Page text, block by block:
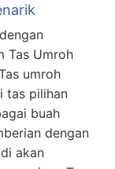
Tas Umroh
umroh
tas pilihan
buah
dengan
akan